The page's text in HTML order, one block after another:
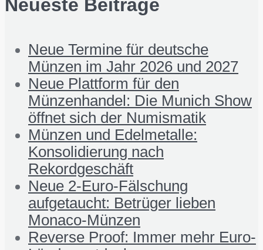
Neueste Beiträge
Neue Termine für deutsche
Münzen im Jahr 2026 und 2027
Neue Plattform für den
Münzenhandel: Die Munich Show
öffnet sich der Numismatik
Münzen und Edelmetalle:
Konsolidierung nach
Rekordgeschäft
Neue 2-Euro-Fälschung
aufgetaucht: Betrüger lieben
Monaco-Münzen
Reverse Proof: Immer mehr Euro-